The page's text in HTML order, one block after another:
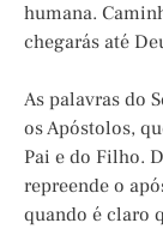
humana.
chegarás até
As palavras do
os Apóstolos,
Pai e do Filho.
repreende o
quando é claro